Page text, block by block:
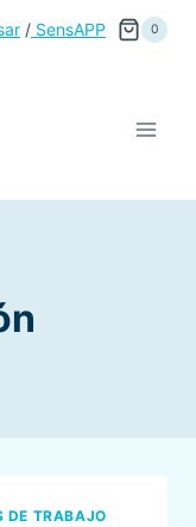
/SensAPP 0
DE TRABAJO